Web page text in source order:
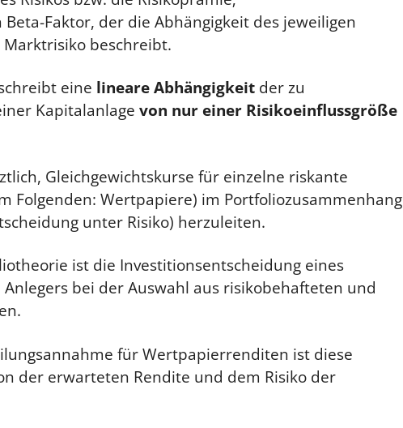
Faktor, der die Abhängigkeit des jeweiligen
beschreibt.
eine lineare Abhängigkeit der zu
Kapitalanlage von nur einer Risikoeinflussgröße
Gleichgewichtskurse für einzelne riskante
Folgenden: Wertpapiere) im Portfoliozusammenhang
unter Risiko) herzuleiten.
ist die Investitionsentscheidung eines
bei der Auswahl aus risikobehafteten und
für Wertpapierrenditen ist diese
der erwarteten Rendite und dem Risiko der